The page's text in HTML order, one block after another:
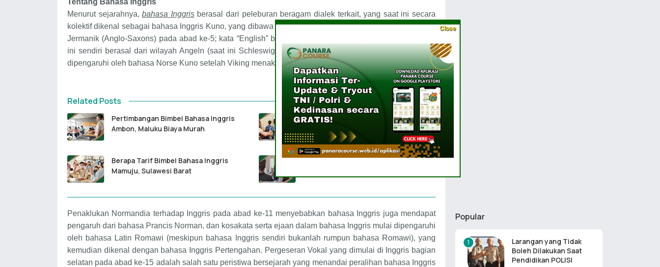
Tentang Bahasa Inggris
Menurut sejarahnya,bahasa Inggrisberasal dari peleburan beragam dialek terkait, yang saat ini secara
kolektif dikenal sebagai bahasa Inggris Kuno, yang dibawa ke pantai timur Pulau Britania oleh pendatang
Jermanik (Anglo-Saxons) pada abad ke-5; kata “English”berasal dari nama Angles. Suku Anglo-Saxons
ini sendiri berasal dari wilayah Angeln (saat ini Schleswig-Holstein, Jerman). Bahasa Inggris awal juga
dipengaruhi oleh bahasa Norse Kuno setelah Viking menaklukkan Inggris pada abad ke-9 dan ke-10.
Related Posts
Pertimbangan Bimbel Bahasa Inggris
Ambon, Maluku Biaya Murah
Rekomendasi Bimbel Bahasa Inggris di
Sofifi, Maluku Utara
Berapa Tarif Bimbel Bahasa Inggris
Mamuju, Sulawesi Barat
Sudah Tahu Bimbel Bahasa Inggris
Penaklukan Normandia terhadap Inggris pada abad ke-11 menyebabkan bahasa Inggris juga mendapat
pengaruh dari bahasa Prancis Norman, dan kosakata serta ejaan dalam bahasa Inggris mulai dipengaruhi
oleh bahasa Latin Romawi (meskipun bahasa Inggris sendiri bukanlah rumpun bahasa Romawi), yang
kemudian dikenal dengan bahasa Inggris Pertengahan. Pergeseran Vokal yang dimulai di Inggris bagian
selatan pada abad ke-15 adalah salah satu peristiwa bersejarah yang menandai peralihan bahasa Inggris
Popular
Larangan yang Tidak
Boleh Dilakukan Saat
Pendidikan POLISI
Close